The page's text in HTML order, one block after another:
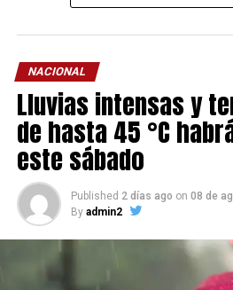
NACIONAL
Lluvias intensas y
de hasta 45 °C
este sábado
Published 2 días ago on 08 de
By admin2